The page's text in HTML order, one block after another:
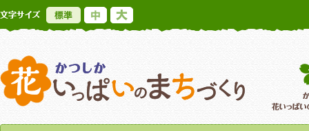
標準
かつしか花い